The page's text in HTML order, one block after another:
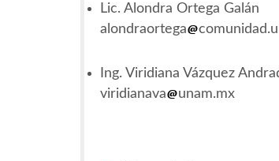
Lic. Alondra Ortega Galán
alondraortega
Ing. Viridiana Vázquez
viridianava
unam.mx